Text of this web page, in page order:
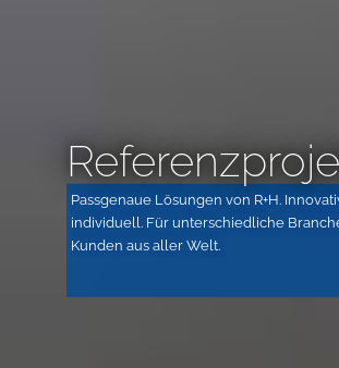
Passgenaue Lösungen von R+H.
individuell. Für unterschiedliche
Kunden aus aller Welt.